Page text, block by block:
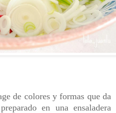
de colores y formas que da
en una ensaladera